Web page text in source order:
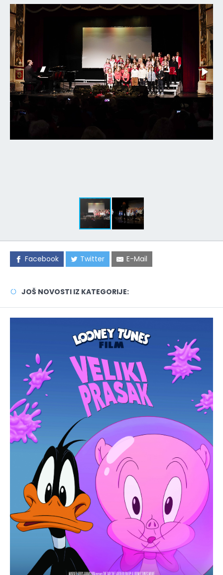
Facebook Twitter E-Mail
JOŠ NOVOSTI IZ KATEGORIJE: